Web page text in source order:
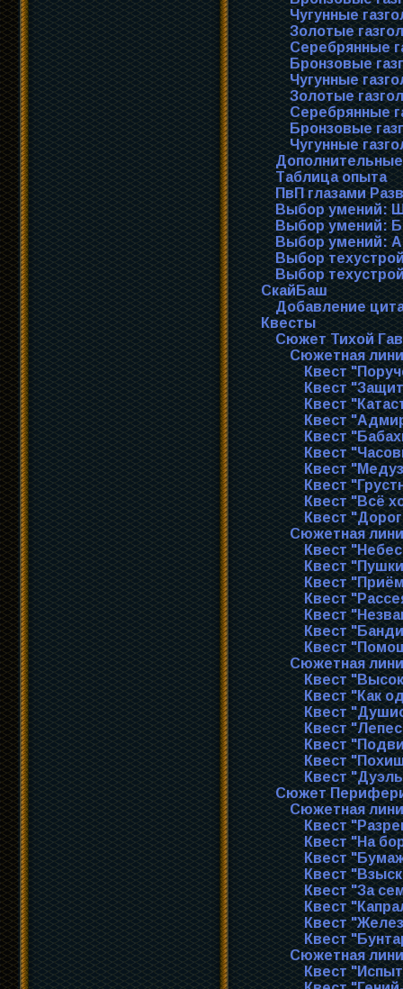
Чугунные
Золотые
Серебрянные
Бронзовые
Чугунные
Золотые
Серебрянные
Бронзовые
Чугунные
Таблица опыта
ПвП глазами
Выбор умений:
Выбор умений:
Выбор умений:
Выбор
Выбор
СкайБаш
Добавление
Квесты
Сюжет Тихой
Сюжетная
Квест
Квест
Квест
Квест
Квест
Квест
Квест
Квест
Квест "Всё
Квест
Сюжетная
Квест
Квест
Квест
Квест
Квест
Квест
Квест
Сюжетная
Квест
Квест "Как
Квест
Квест
Квест
Квест
Квест
Сюжет
Сюжетная
Квест
Квест "На
Квест
Квест
Квест "За
Квест
Квест
Квест
Сюжетная
Квест